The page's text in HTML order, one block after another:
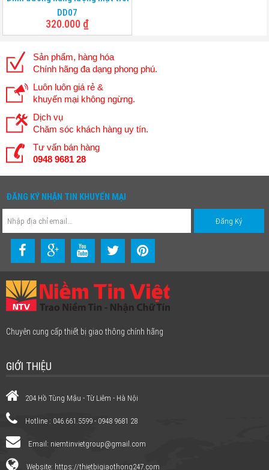
DD07
320.000 ₫
Sản phẩm, hàng hóa
Chính hãng đa dạng phong phú.
Luôn luôn giá rẻ &
khuyến mại không ngừng.
Dịch vụ
Chăm sóc khách hàng uy tín.
Tư vấn bán hàng
0948 9681 28
ĐĂNG KÝ NHẬN TIN KHUYẾN MẠI
Chuyên cung cấp thiết bị giao thông chính hãng
GIỚI THIỆU
204 Hồ Tùng Mậu - Từ Liêm - Hà Nội
Hotline : 046.661.5599 - 0948 9681 28
Email: niemtinvietgroup@gmail.com
Website: https://thietbigiaothong247.com